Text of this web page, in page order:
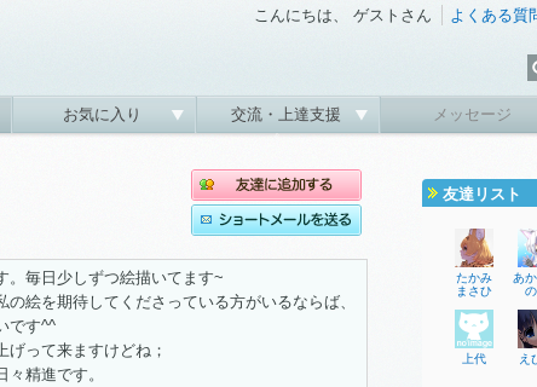
こんにちは、 ゲストさん よくある質
お気に入り 交流・上達支援 メッセージ
。毎日少しずつ絵描いてます~
絵を期待してくださっている方がいるならば、
です^^
って来ますけどね；
精進です。
友達リスト
たかみ
まさひ
あ
上代 え